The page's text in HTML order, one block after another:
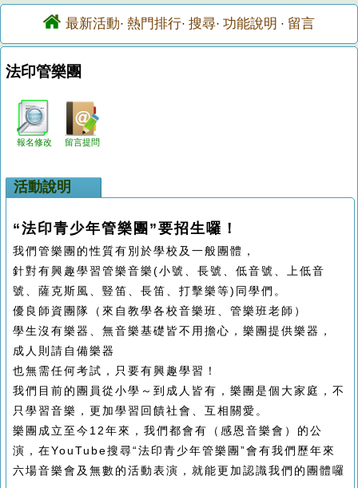
最新活動· 熱門排行· 搜尋· 功能說明 · 留言
法印管樂團
報名修改 留言提問
活動說明
“法印青少年管樂團”要招生囉！
我們管樂團的性質有別於學校及一般團體，
針對有興趣學習管樂音樂(小號、長號、低音號、上低音
號、薩克斯風、豎笛、長笛、打擊樂等)同學們。
優良師資團隊（來自教學各校音樂班、管樂班老師）
學生沒有樂器、無音樂基礎皆不用擔心，樂團提供樂器，
成人則請自備樂器
也無需任何考試，只要有興趣學習！
我們目前的團員從小學～到成人皆有，樂團是個大家庭，不
只學習音樂，更加學習回饋社會、互相關愛。
樂團成立至今12年來，我們都會有（感恩音樂會）的公
演，在YouTube搜尋“法印青少年管樂團”會有我們歷年來
六場音樂會及無數的活動表演，就能更加認識我們的團體囉